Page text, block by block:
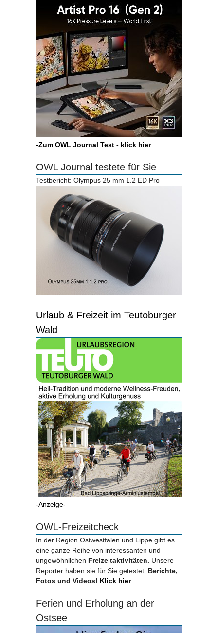
-Zum OWL Journal Test - klick hier
OWL Journal testete für Sie
Testbericht: Olympus 25 mm 1.2 ED Pro
Urlaub & Freizeit im Teutoburger
Wald
-Anzeige-
OWL-Freizeitcheck
In der Region Ostwestfalen und Lippe gibt es
eine ganze Reihe von interessanten und
ungewöhnlichen Freizeitaktivitäten. Unsere
Reporter haben sie für Sie getestet. Berichte,
Fotos und Videos! Klick hier
Ferien und Erholung an der
Ostsee